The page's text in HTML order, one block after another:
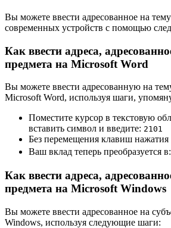
Вы можете ввести адресованное на
современных устройств с помощью
Как ввести адреса,
предмета на Microsoft Word
Вы можете ввести адресованную на
Microsoft Word, используя шаги,
Поместите курсор в текстовую
вставить символ и введите: 2101
Без перемещения клавиш нажатия
Ваш вклад теперь преобразуется в:
Как ввести адреса,
предмета на Microsoft Windows
Вы можете ввести адресованное на
Windows, используя следующие шаги: